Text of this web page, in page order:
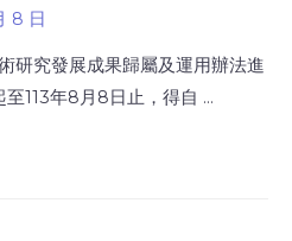
8 日
研究發展成果歸屬及運用辦法進
至113年8月8日止，得自 …